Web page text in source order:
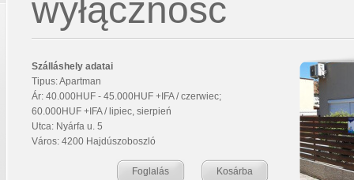
wyłączność
Szálláshely adatai
Tipus: Apartman
Ár: 40.000HUF - 45.000HUF +IFA / czerwiec;
60.000HUF +IFA / lipiec, sierpień
Utca: Nyárfa u. 5
Város: 4200 Hajdúszoboszló
Kosárba
Foglalás